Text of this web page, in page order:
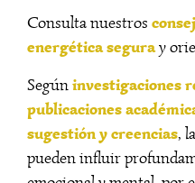
Consulta nuestros
energética seguray
Segúninvestigaciones
publicaciones
sugestión y creencias,
pueden influir